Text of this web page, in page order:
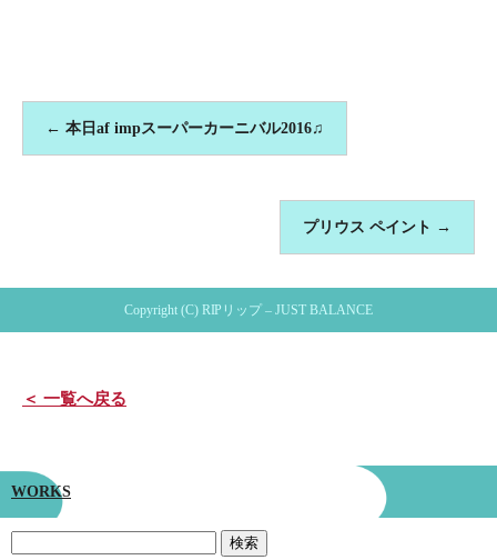
← 本日af impスーパーカーニバル2016♫
プリウス ペイント →
Copyright (C) RIPリップ – JUST BALANCE
＜ 一覧へ戻る
WORKS